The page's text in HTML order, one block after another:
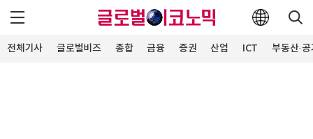
전체기사 글로벌비즈 종합 금융 증권 산업 ICT 부동산·